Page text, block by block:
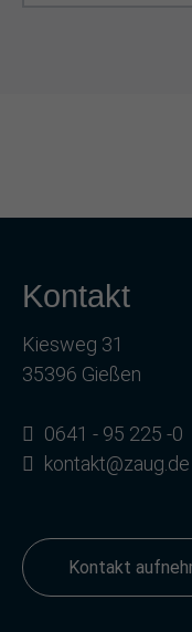
Kontakt
Kiesweg 31
35396 Gießen
0641 - 95 225 -0
kontakt@zaug.de
Kontakt